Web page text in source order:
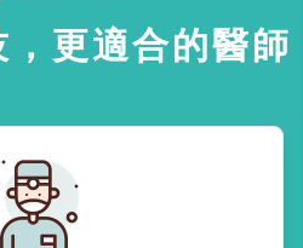
更適合的醫師